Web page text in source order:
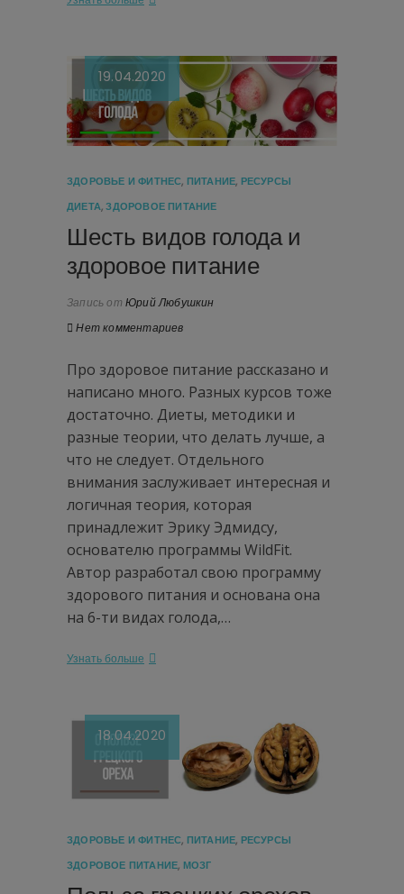
19.04.2020
ЗДОРОВЬЕ И ФИТНЕС, ПИТАНИЕ, РЕСУРСЫ
ДИЕТА,ЗДОРОВОЕ ПИТАНИЕ
Шесть видов голода и
здоровое питание
Запись от Юрий Любушкин
Нет комментариев
Про здоровое питание рассказано и
написано много. Разных курсов тоже
достаточно. Диеты, методики и
разные теории, что делать лучше, а
что не следует. Отдельного
внимания заслуживает интересная и
логичная теория, которая
принадлежит Эрику Эдмидсу,
основателю программы WildFit.
Автор разработал свою программу
здорового питания и основана она
на 6-ти видах голода,…
Узнать больше
18.04.2020
ЗДОРОВЬЕ И ФИТНЕС, ПИТАНИЕ, РЕСУРСЫ
ЗДОРОВОЕ ПИТАНИЕ, МОЗГ